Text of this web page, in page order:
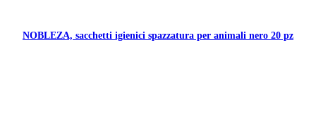
NOBLEZA, sacchetti igienici spazzatura per animali nero 20 pz